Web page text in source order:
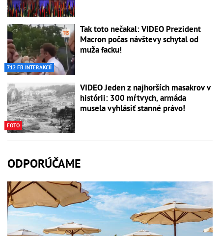
712 FB INTERAKCIÍ
Tak toto nečakal: VIDEO Prezident
Macron počas návštevy schytal od
muža facku!
FOTO
VIDEO Jeden z najhorších masakrov v
histórii: 300 mŕtvych, armáda
musela vyhlásiť stanné právo!
ODPORÚČAME